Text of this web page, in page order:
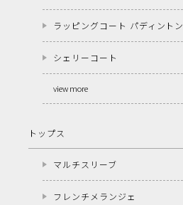
ラッピングコート パディントン
シェリーコート
view more
トップス
マルチスリーブ
フレンチメランジェ